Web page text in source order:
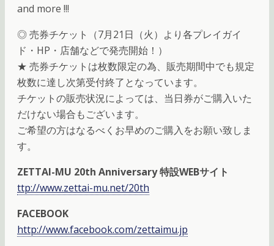
and more !!!
◎ 売券チケット（7月21日（火）より各プレイガイ
ド・HP・店舗などで発売開始！）
★ 売券チケットは枚数限定の為、販売期間中でも規定
枚数に達し次第受付終了となっています。
チケットの販売状況によっては、当日券がご購入いた
だけない場合もございます。
ご希望の方はなるべくお早めのご購入をお願い致しま
す。
ZETTAI-MU 20th Anniversary 特設WEBサイト
ttp://www.zettai-mu.net/20th
FACEBOOK
http://www.facebook.com/zettaimu.jp